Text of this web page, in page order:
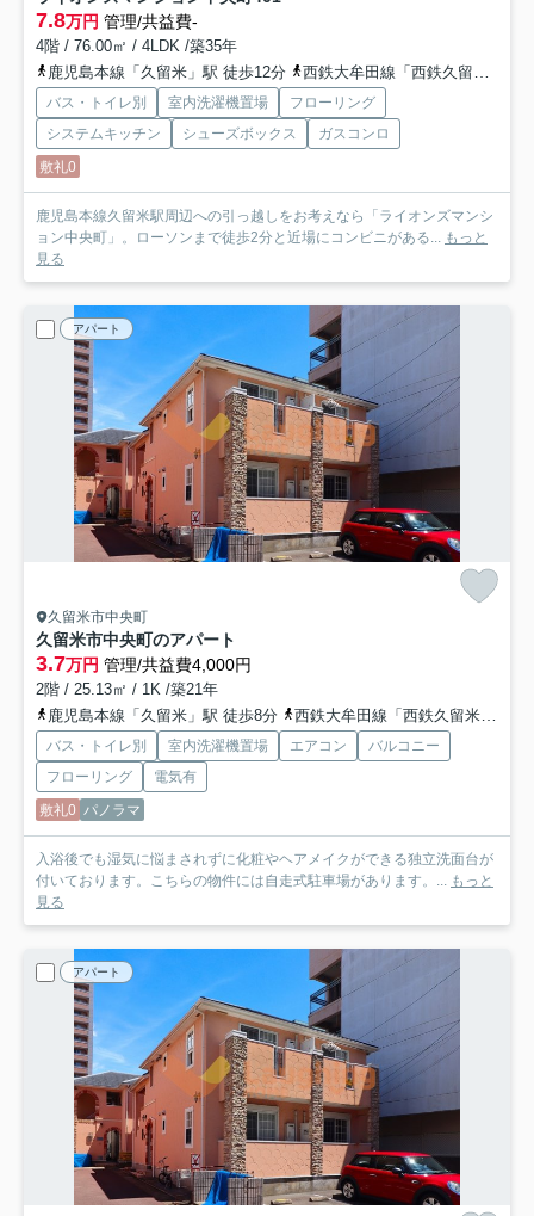
7.8万円 管理/共益費-
4階 / 76.00㎡ / 4LDK /築35年
鹿児島本線「久留米」駅 徒歩12分
西鉄大牟田線「西鉄久留米」駅 徒歩20分
バス・トイレ別 室内洗濯機置場
フローリング
システムキッチン
シューズボックス
ガスコンロ
敷礼0
鹿児島本線久留米駅周辺への引っ越しをお考えなら「ライオンズマンシ
ョン中央町」。ローソンまで徒歩2分と近場にコンビニがある... もっと
見る
アパート
久留米市中央町
久留米市中央町のアパート
3.7万円 管理/共益費4,000円
2階 / 25.13㎡ / 1K /築21年
鹿児島本線「久留米」駅 徒歩8分
西鉄大牟田線「西鉄久留米」駅 徒歩23分
バス・トイレ別 室内洗濯機置場 エアコン
バルコニー
フローリング
電気有
敷礼0 パノラマ
入浴後でも湿気に悩まされずに化粧やヘアメイクができる独立洗面台が
付いております。こちらの物件には自走式駐車場があります。... もっと
見る
アパート